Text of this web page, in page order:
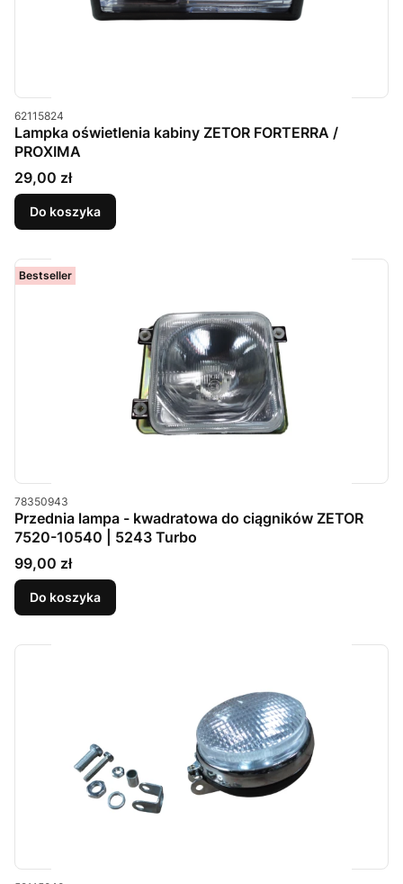
Kod produktu
62115824
Lampka oświetlenia kabiny ZETOR FORTERRA /
PROXIMA
Cena
29,00 zł
Do koszyka
Bestseller
Kod produktu
78350943
Przednia lampa - kwadratowa do ciągników ZETOR
7520-10540 | 5243 Turbo
Cena
99,00 zł
Do koszyka